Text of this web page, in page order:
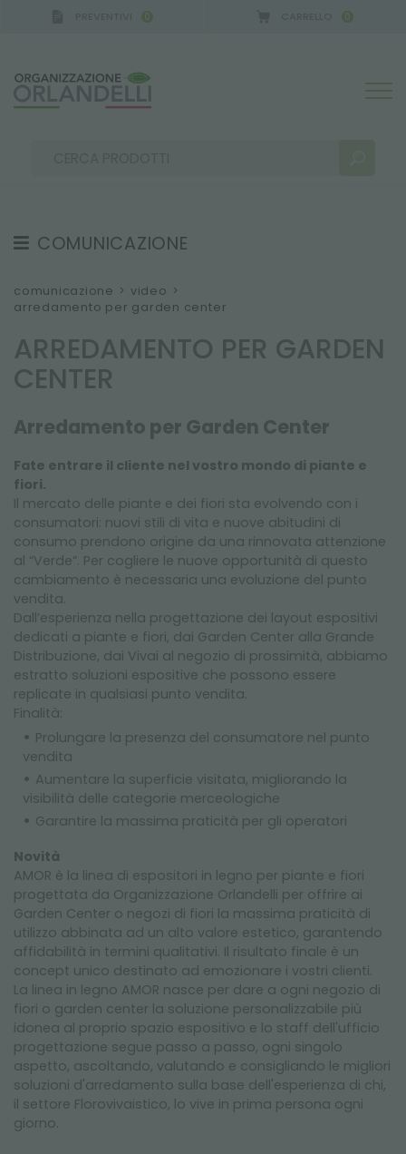
0 0
ALTRI RISULTATI PER TE:
COMUNICAZIONE
TESTIMONIAL
NEWS
VIDEO
CATALOGHI
comunicazione > video >
arredamento per garden center
ARREDAMENTO PER GARDEN
CENTER
Arredamento per Garden Center
Fate entrare il cliente nel vostro mondo di piante e
fiori.
Il mercato delle piante e dei fiori sta evolvendo con i
consumatori: nuovi stili di vita e nuove abitudini di
consumo prendono origine da una rinnovata attenzione
al “Verde”. Per cogliere le nuove opportunità di questo
cambiamento è necessaria una evoluzione del punto
vendita.
Dall’esperienza nella progettazione dei layout espositivi
dedicati a piante e fiori, dai Garden Center alla Grande
Distribuzione, dai Vivai al negozio di prossimità, abbiamo
estratto soluzioni espositive che possono essere
replicate in qualsiasi punto vendita.
Finalità:
Prolungare la presenza del consumatore nel punto
vendita
Aumentare la superficie visitata, migliorando la
visibilità delle categorie merceologiche
Garantire la massima praticità per gli operatori
Novità
AMOR è la linea di espositori in legno per piante e fiori
progettata da Organizzazione Orlandelli per offrire ai
Garden Center o negozi di fiori la massima praticità di
utilizzo abbinata ad un alto valore estetico, garantendo
affidabilità in termini qualitativi. Il risultato finale è un
concept unico destinato ad emozionare i vostri clienti.
La linea in legno AMOR nasce per dare a ogni negozio di
fiori o garden center la soluzione personalizzabile più
idonea al proprio spazio espositivo e lo staff dell'ufficio
progettazione segue passo a passo, ogni singolo
aspetto, ascoltando, valutando e consigliando le migliori
soluzioni d'arredamento sulla base dell'esperienza di chi,
il settore Florovivaistico, lo vive in prima persona ogni
giorno.